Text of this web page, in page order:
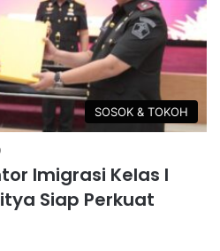
SOSOK & TOKOH
Imigrasi Kelas I
Siap Perkuat